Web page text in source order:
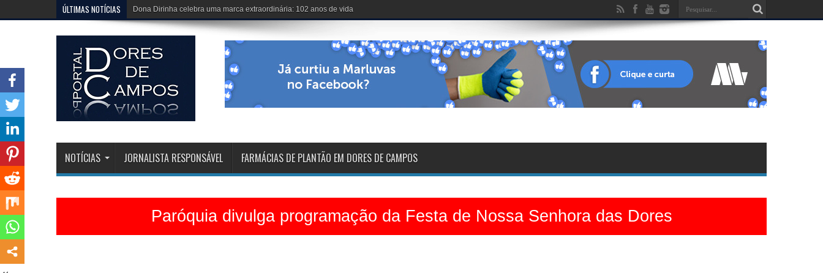
ÚLTIMAS NOTÍCIAS Dona Dirinha celebra uma marca extraordinária: 102 anos de vida
NOTÍCIAS JORNALISTA RESPONSÁVEL FARMÁCIAS DE PLANTÃO EM DORES DE CAMPOS
Paróquia divulga programação da Festa de Nossa Senhora das Dores